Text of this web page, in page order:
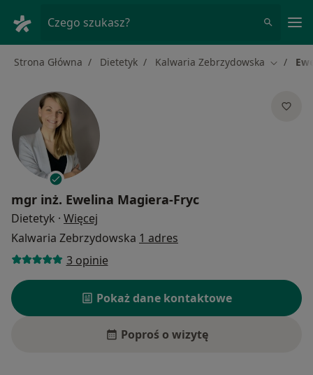
Czego szukasz?
Strona Główna Dietetyk Kalwaria Zebrzydowska Zmień
mgr inż. Ewelina Magiera-Fryc
Dietetyk · Więcej
Kalwaria Zebrzydowska 1 adres
3 opinie
Pokaż dane kontaktowe
Poproś o wizytę